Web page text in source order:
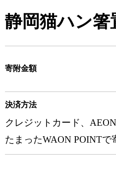
静岡猫ハン箸
寄附金額
決済方法
クレジットカード、
たまったWAON POINTで